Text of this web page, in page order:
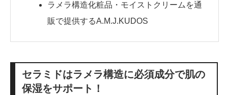
ラメラ構造化粧品・モイストクリームを通
販で提供するA.M.J.KUDOS
セラミドはラメラ構造に必須成分で肌の
保湿をサポート！